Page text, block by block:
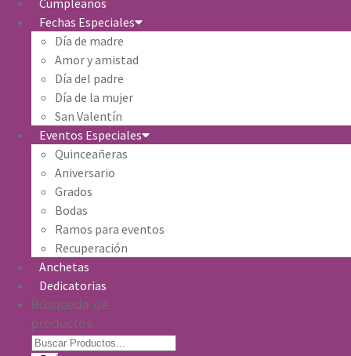
Cumpleaños
Fechas Especiales
Día de madre
Amor y amistad
Día del padre
Día de la mujer
San Valentín
Eventos Especiales
Quinceañeras
Aniversario
Grados
Bodas
Ramos para eventos
Recuperación
Anchetas
Dedicatorias
Búsqueda de
productos